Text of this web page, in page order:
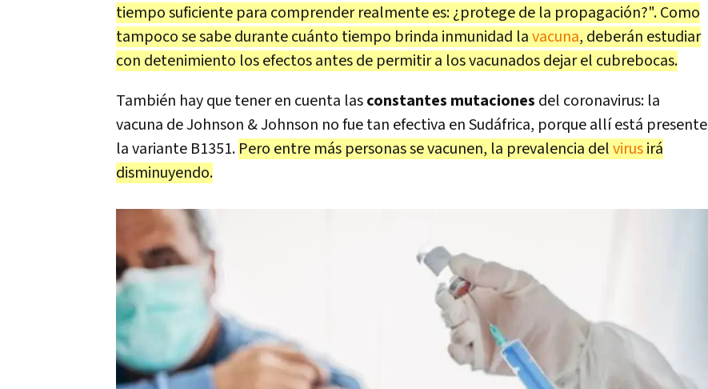
tiempo suficiente para comprender realmente es: ¿protege de la propagación?". Como
tampoco se sabe durante cuánto tiempo brinda inmunidad lavacuna, deberán estudiar
con detenimiento los efectos antes de permitir a los vacunados dejar el cubrebocas.
También hay que tener en cuenta lasconstantes mutaciones del coronavirus: la
vacuna de Johnson & Johnson no fue tan efectiva en Sudáfrica, porque allí está presente
la variante B1351. Pero entre más personas se vacunen, la prevalencia delvirusirá
disminuyendo.